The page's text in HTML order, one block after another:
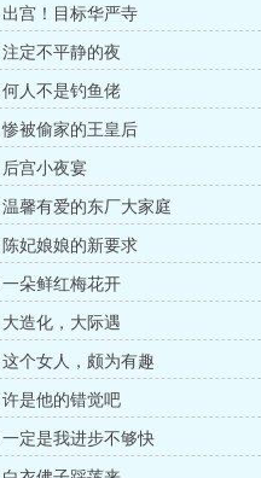
出宫！目标华严寺
定不平静的夜
何人不是钓鱼佬
惨被偷家的王皇后
宫小夜宴
馨有爱的东厂大家庭
陈妃娘娘的新要求
一朵鲜红梅花开
造化，大际遇
个女人，颇为有趣
许是他的错觉吧
一定是我进步不够快